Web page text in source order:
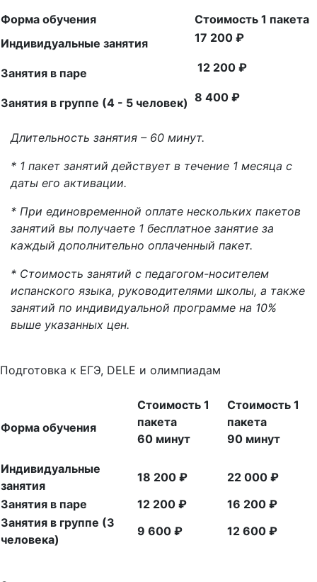
Форма обучения
Стоимость 1 пакета
Индивидуальные занятия
17 200 ₽
Занятия в паре 12 200 ₽
Занятия в группе (4 - 5 человек) 8 400 ₽
Длительность занятия – 60 минут.
* 1 пакет занятий действует в течение 1 месяца с
даты его активации.
* При единовременной оплате нескольких пакетов
занятий вы получаете 1 бесплатное занятие за
каждый дополнительно оплаченный пакет.
* Стоимость занятий с педагогом-носителем
испанского языка, руководителями школы, а также
занятий по индивидуальной программе на 10%
выше указанных цен.
Подготовка к ЕГЭ, DELE и олимпиадам
Форма обучения
Стоимость 1
пакета
60 минут
Стоимость 1
пакета
90 минут
Индивидуальные
занятия
18 200 ₽
22 000 ₽
Занятия в паре
12 200 ₽
16 200 ₽
Занятия в группе (3
человека)
9 600 ₽ 12 600 ₽